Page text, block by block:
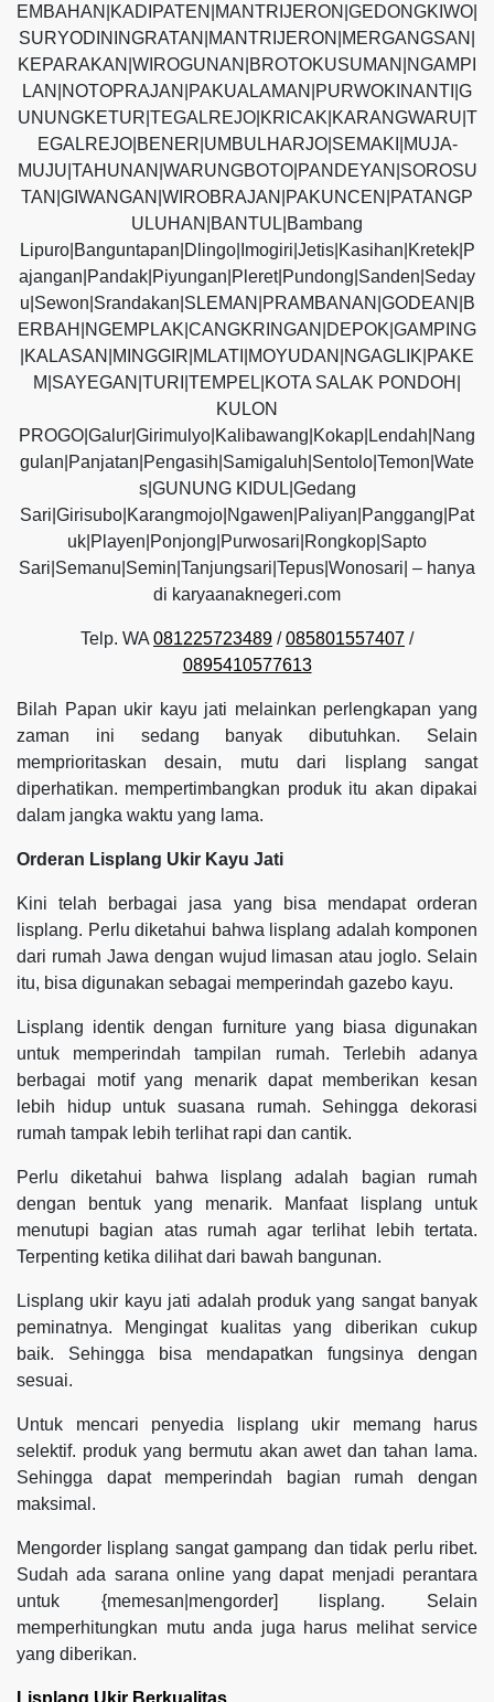
EMBAHAN|KADIPATEN|MANTRIJERON|GEDONGKIWO|
SURYODININGRATAN|MANTRIJERON|MERGANGSAN|
KEPARAKAN|WIROGUNAN|BROTOKUSUMAN|NGAMPI
LAN|NOTOPRAJAN|PAKUALAMAN|PURWOKINANTI|G
UNUNGKETUR|TEGALREJO|KRICAK|KARANGWARU|T
EGALREJO|BENER|UMBULHARJO|SEMAKI|MUJA-
MUJU|TAHUNAN|WARUNGBOTO|PANDEYAN|SOROSU
TAN|GIWANGAN|WIROBRAJAN|PAKUNCEN|PATANGP
ULUHAN|BANTUL|Bambang
Lipuro|Banguntapan|Dlingo|Imogiri|Jetis|Kasihan|Kretek|P
ajangan|Pandak|Piyungan|Pleret|Pundong|Sanden|Seday
u|Sewon|Srandakan|SLEMAN|PRAMBANAN|GODEAN|B
ERBAH|NGEMPLAK|CANGKRINGAN|DEPOK|GAMPING
|KALASAN|MINGGIR|MLATI|MOYUDAN|NGAGLIK|PAKE
M|SAYEGAN|TURI|TEMPEL|KOTA SALAK PONDOH|
KULON
PROGO|Galur|Girimulyo|Kalibawang|Kokap|Lendah|Nang
gulan|Panjatan|Pengasih|Samigaluh|Sentolo|Temon|Wate
s|GUNUNG KIDUL|Gedang
Sari|Girisubo|Karangmojo|Ngawen|Paliyan|Panggang|Pat
uk|Playen|Ponjong|Purwosari|Rongkop|Sapto
Sari|Semanu|Semin|Tanjungsari|Tepus|Wonosari| – hanya
di karyaanaknegeri.com
Telp. WA 081225723489 /085801557407 /
0895410577613
Bilah Papan ukir kayu jati melainkan perlengkapan yang
zaman ini sedang banyak dibutuhkan. Selain
memprioritaskan desain, mutu dari lisplang sangat
diperhatikan. mempertimbangkan produk itu akan dipakai
dalam jangka waktu yang lama.
Orderan Lisplang Ukir Kayu Jati
Kini telah berbagai jasa yang bisa mendapat orderan
lisplang. Perlu diketahui bahwa lisplang adalah komponen
dari rumah Jawa dengan wujud limasan atau joglo. Selain
itu, bisa digunakan sebagai memperindah gazebo kayu.
Lisplang identik dengan furniture yang biasa digunakan
untuk memperindah tampilan rumah. Terlebih adanya
berbagai motif yang menarik dapat memberikan kesan
lebih hidup untuk suasana rumah. Sehingga dekorasi
rumah tampak lebih terlihat rapi dan cantik.
Perlu diketahui bahwa lisplang adalah bagian rumah
dengan bentuk yang menarik. Manfaat lisplang untuk
menutupi bagian atas rumah agar terlihat lebih tertata.
Terpenting ketika dilihat dari bawah bangunan.
Lisplang ukir kayu jati adalah produk yang sangat banyak
peminatnya. Mengingat kualitas yang diberikan cukup
baik. Sehingga bisa mendapatkan fungsinya dengan
sesuai.
Untuk mencari penyedia lisplang ukir memang harus
selektif. produk yang bermutu akan awet dan tahan lama.
Sehingga dapat memperindah bagian rumah dengan
maksimal.
Mengorder lisplang sangat gampang dan tidak perlu ribet.
Sudah ada sarana online yang dapat menjadi perantara
untuk {memesan|mengorder] lisplang. Selain
memperhitungkan mutu anda juga harus melihat service
yang diberikan.
Lisplang Ukir Berkualitas